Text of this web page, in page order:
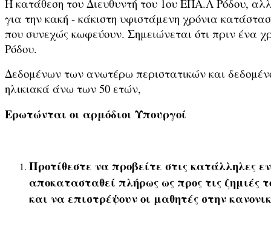
Η κατάθεση του Διευθυντή του 1ου ΕΠΑ.Λ Ρόδου,
για την κακή - κάκιστη υφιστάμενη χρόνια
που συνεχώς κωφεύουν. Σημειώνεται ότι πριν ένα
Ρόδου.
Δεδομένων των ανωτέρω περιστατικών και
ηλικιακά άνω των 50 ετών,
Ερωτώνται οι αρμόδιοι Υπουργοί
Προτίθεστε να προβείτε στις κατάλληλες
αποκατασταθεί πλήρως ως προς τις ζημιές
και να επιστρέψουν οι μαθητές στην